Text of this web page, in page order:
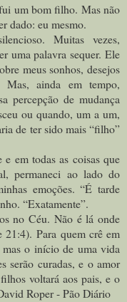
um bom filho. Mas não
dado: eu mesmo.
Muitas vezes,
uma palavra sequer. Ele
meus sonhos, desejos
Mas, ainda em tempo,
percepção de mudança
ou quando, um a um,
de ter sido mais “filho”
em todas as coisas que
permaneci ao lado do
emoções. “É tarde
“Exatamente”.
no Céu. Não é lá onde
21:4).Para quem crê em
o início de uma vida
serão curadas, e o amor
voltará aos pais, e o
Roper - Pão Diário